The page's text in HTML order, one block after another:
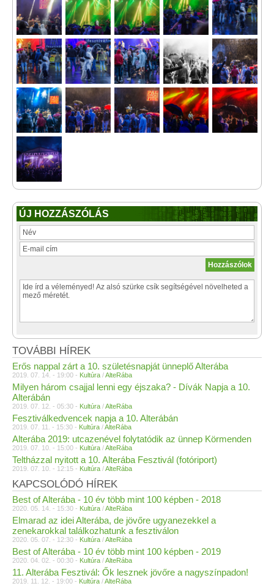
ÚJ HOZZÁSZÓLÁS
TOVÁBBI HÍREK
Erős nappal zárt a 10. születésnapját ünneplő Alterába
2019. 07. 14. - 19:00 - Kultúra /AlteRába
Milyen három csajjal lenni egy éjszaka? - Dívák Napja a 10.
Alterábán
2019. 07. 12. - 05:30 - Kultúra /AlteRába
Fesztiválkedvencek napja a 10. Alterábán
2019. 07. 11. - 15:30 - Kultúra /AlteRába
Alterába 2019: utcazenével folytatódik az ünnep Körmenden
2019. 07. 10. - 15:00 - Kultúra /AlteRába
Teltházzal nyitott a 10. Alterába Fesztivál (fotóriport)
2019. 07. 10. - 12:15 - Kultúra /AlteRába
KAPCSOLÓDÓ HÍREK
Best of Alterába - 10 év több mint 100 képben - 2018
2020. 05. 14. - 15:30 - Kultúra /AlteRába
Elmarad az idei Alterába, de jövőre ugyanezekkel a
zenekarokkal találkozhatunk a fesztiválon
2020. 05. 07. - 12:30 - Kultúra /AlteRába
Best of Alterába - 10 év több mint 100 képben - 2019
2020. 04. 02. - 00:30 - Kultúra /AlteRába
11. Alterába Fesztivál: Ők lesznek jövőre a nagyszínpadon!
2019. 11. 12. - 19:00 - Kultúra /AlteRába